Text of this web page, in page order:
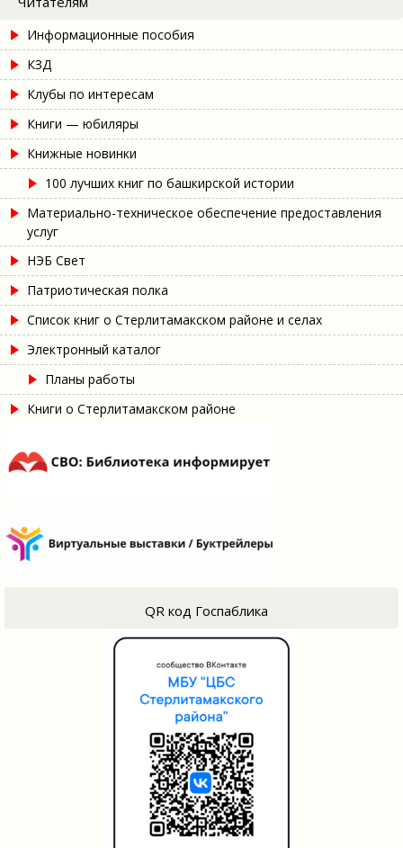
Информационные пособия
КЗД
Клубы по интересам
Книги — юбиляры
Книжные новинки
100 лучших книг по башкирской истории
Материально-техническое обеспечение предоставления
услуг
НЭБ Свет
Патриотическая полка
Список книг о Стерлитамакском районе и селах
Электронный каталог
Планы работы
Книги о Стерлитамакском районе
QR код Госпаблика